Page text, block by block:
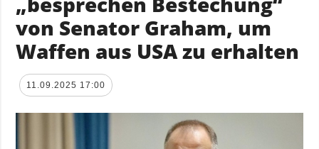
Krieg
Wiederaufbau
der Ukraine
Politik
Wirtschaft
Kontakte
services
personenbezogener
Daten
von Senator Graham, um
Waffen aus USA zu erhalten
11.09.2025 17:00